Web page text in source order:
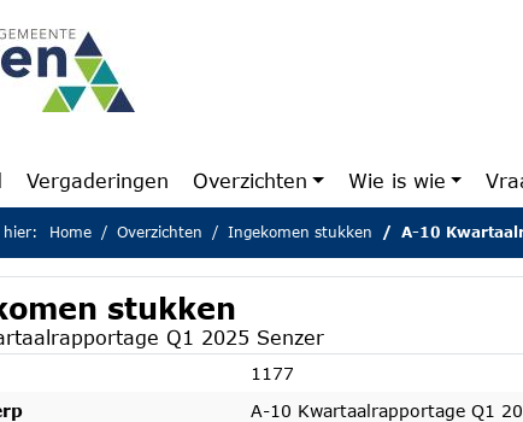
pagina
Vergaderingen Overzichten Wie is wie
hier: Home Overzichten Ingekomen stukken A-10
stukken
Q1 2025 Senzer
1177
A-10 Kwartaalrapportage Q1